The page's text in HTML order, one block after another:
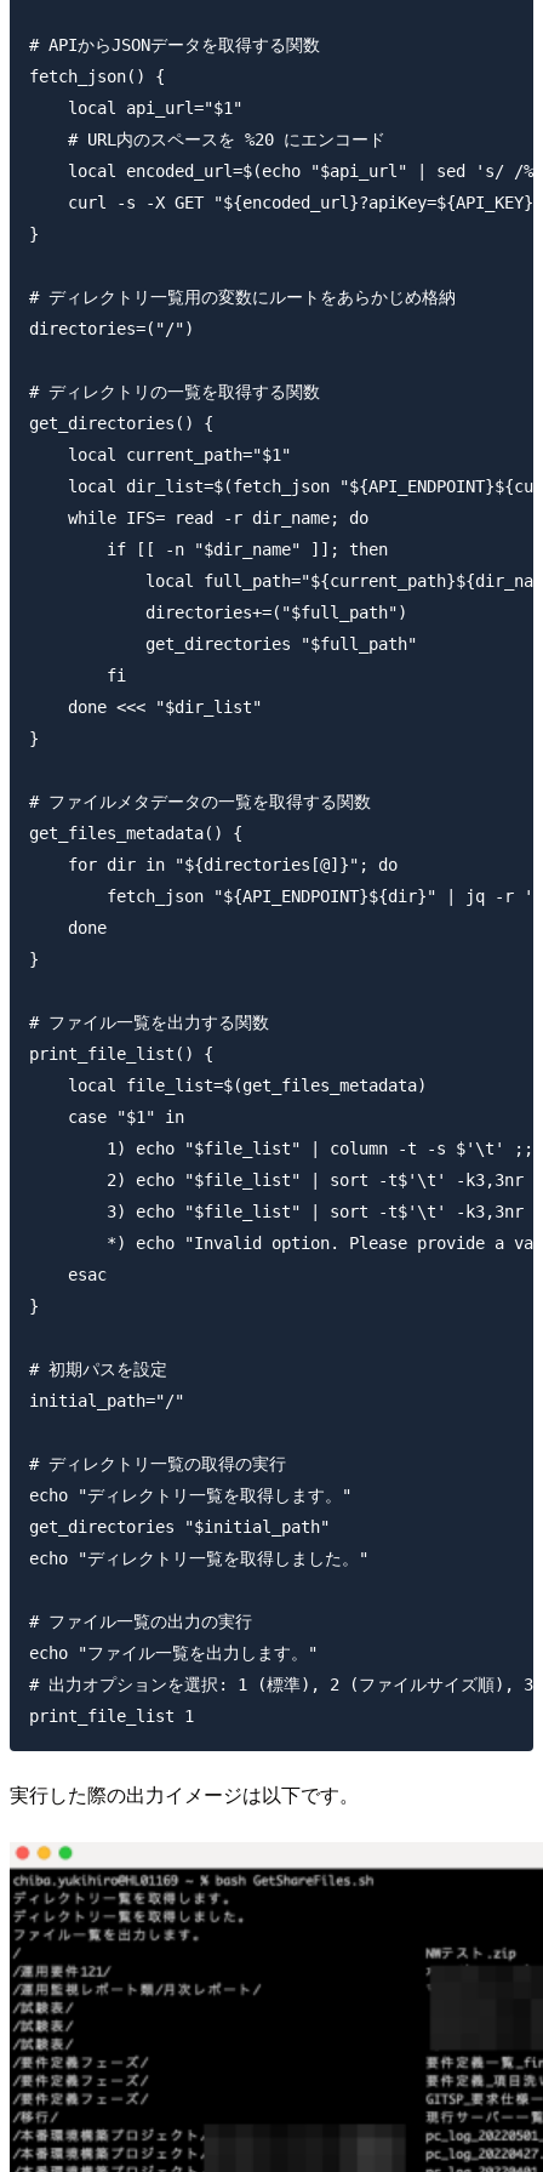
# APIからJSONデータを取得する関数
fetch_json() {
    local api_url="$1"
    # URL内のスペースを %20 にエンコード
local encoded_url=$(echo "$api_url" | sed 's/ /
    curl -s -X GET "${encoded_url}?apiKey=${API_KEY}"
}
# ディレクトリ一覧用の変数にルートをあらかじめ格納
directories=("/")
# ディレクトリの一覧を取得する関数
get_directories() {
    local current_path="$1"
local dir_list=$(fetch_json
    while IFS= read -r dir_name; do
        if [[ -n "$dir_name" ]]; then
local
            directories+=("$full_path")
            get_directories "$full_path"
        fi
    done <<< "$dir_list"
}
# ファイルメタデータの一覧を取得する関数
get_files_metadata() {
    for dir in "${directories[@]}"; do
fetch_json "${API_ENDPOINT}${dir}" | jq -r
    done
}
# ファイル一覧を出力する関数
print_file_list() {
    local file_list=$(get_files_metadata)
    case "$1" in
        1) echo "$file_list" | column -t -s $'\t' ;;
2) echo "$file_list" | sort -t$'\t' -k3,3nr
3) echo "$file_list" | sort -t$'\t' -k3,3nr
*) echo "Invalid option. Please provide a
    esac
}
# 初期パスを設定
initial_path="/"
# ディレクトリ一覧の取得の実行
echo "ディレクトリ一覧を取得します。"
get_directories "$initial_path"
echo "ディレクトリ一覧を取得しました。"
# ファイル一覧の出力の実行
echo "ファイル一覧を出力します。"
# 出力オプションを選択: 1 (標準), 2 (ファイルサイズ順), 3 (
実行した際の出力イメージは以下です。